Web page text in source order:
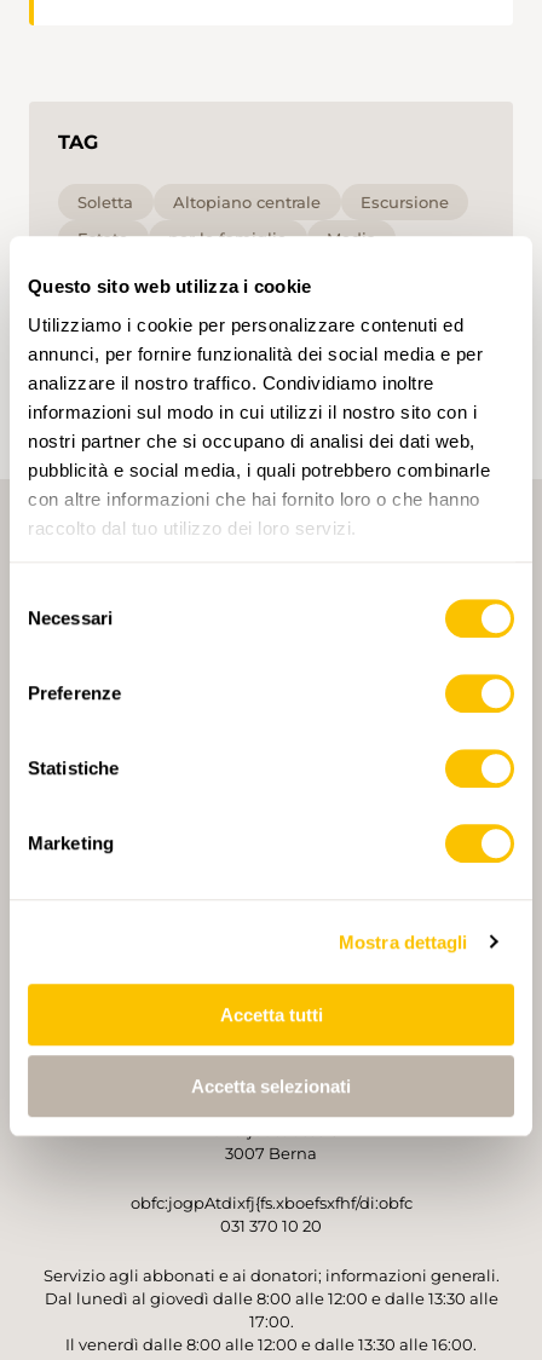
Questo sito web utilizza i cookie
Utilizziamo i cookie per personalizzare contenuti ed
annunci, per fornire funzionalità dei social media e per
analizzare il nostro traffico. Condividiamo inoltre
informazioni sul modo in cui utilizzi il nostro sito con i
nostri partner che si occupano di analisi dei dati web,
pubblicità e social media, i quali potrebbero combinarle
con altre informazioni che hai fornito loro o che hanno
raccolto dal tuo utilizzo dei loro servizi.
delNecessari
Preferenze
Statistiche
Marketing
Mostra dettagli
Accetta tutti
Accetta selezionati
TAG
Soletta Altopiano centrale
Escursione
Estate
per le famiglie Media
account e ottenere contenuti personalizzati in base
ai tuoi interessi. I tag possono essere salvati solo in
un account.
PARTNER
3007 Berna
obfc:jogpAtdixfj{fs.xboefsxfhf/di:obfc
031 370 10 20
Servizio agli abbonati e ai donatori; informazioni generali.
Dal lunedì al giovedì dalle 8:00 alle 12:00 e dalle 13:30 alle
17:00.
Il venerdì dalle 8:00 alle 12:00 e dalle 13:30 alle 16:00.